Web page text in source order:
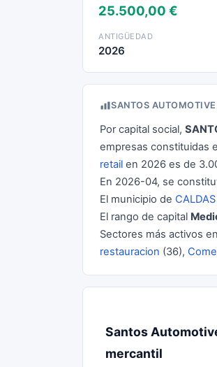
25.500,00 €
ANTIGÜEDAD
2026
SANTOS
Por capital social,
empresas constituidas
retail en 2026 es de
En 2026-04, se
El municipio de
El rango de capital
Sectores más activos
restauracion (36),
Santos
mercantil